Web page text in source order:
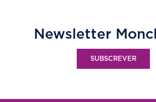
Newsletter
SUBSCREVER